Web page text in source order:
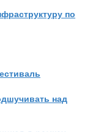
по
над